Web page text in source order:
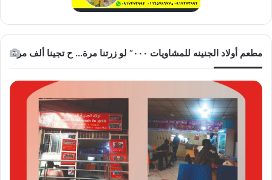
مطعم أولاد الجنينه للمشاويات ٠٠٠” لو زرتنا مرة… ح تجينا ألف مرة